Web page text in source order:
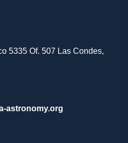
5335 Of. 507 Las Condes,
astronomy.org